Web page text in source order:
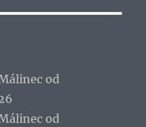
od
od